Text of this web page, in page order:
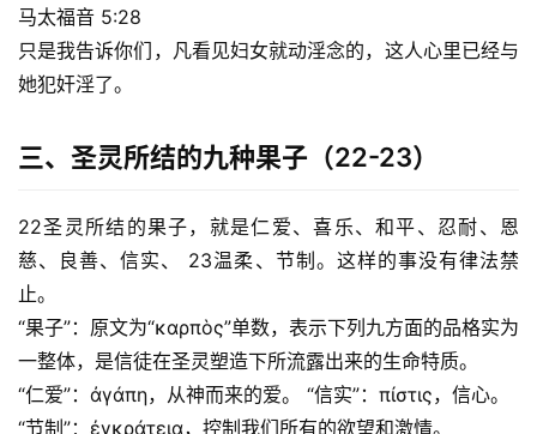
研
究
卷
点
回
应
关
马太福音 5:28
只是我告诉你们，凡看见妇女就动淫念的，这人心里已经与
她犯奸淫了。
三、圣灵所结的九种果子（22-23）
22圣灵所结的果子，就是仁爱、喜乐、和平、忍耐、恩
慈、良善、信实、 23温柔、节制。这样的事没有律法禁
止。
“果子”：原文为“καρπὸς”单数，表示下列九方面的品格实为
一整体，是信徒在圣灵塑造下所流露出来的生命特质。
“仁爱”：ἀγάπη，从神而来的爱。 “信实”：πίστις，信心。
“节制”：ἐγκράτεια，控制我们所有的欲望和激情。